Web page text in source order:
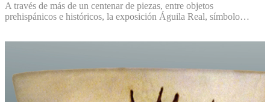
A través de más de un centenar de piezas, entre objetos
prehispánicos e históricos, la exposición Águila Real, símbolo…